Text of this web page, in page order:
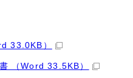
33.0KB）
（Word 33.5KB）